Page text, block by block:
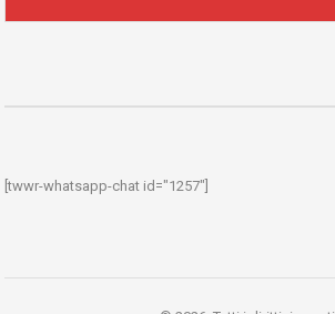
[twwr-whatsapp-chat id="1257"]